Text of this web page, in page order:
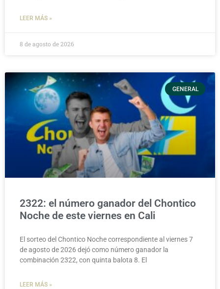
LEER MÁS »
8 de agosto de 2026
GENERAL
2322: el número ganador del Chontico
Noche de este viernes en Cali
El sorteo del Chontico Noche correspondiente al viernes 7
de agosto de 2026 dejó como número ganador la
combinación 2322, con quinta balota 8. El
LEER MÁS »